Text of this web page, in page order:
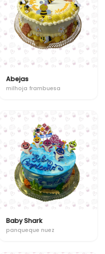
Abejas
milhoja frambuesa
Baby Shark
panqueque nuez